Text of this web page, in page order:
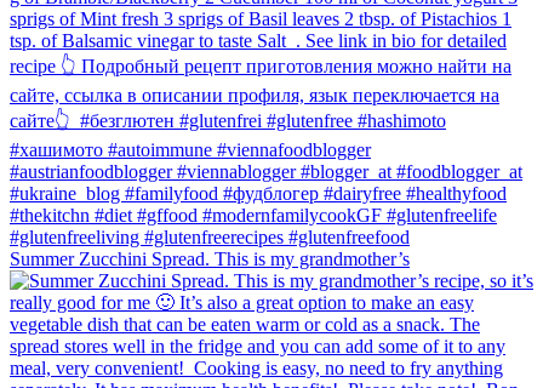
Summer Zucchini Spread.⁠ This is my grandmother’s